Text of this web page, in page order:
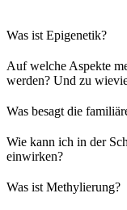
Was ist Epigenetik?
Auf welche Aspekte
werden? Und zu
Was besagt die
Wie kann ich in der
einwirken?
Was ist Methylierung?